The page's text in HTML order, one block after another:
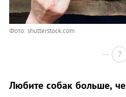
Фото: shutterstock.com
7
Любите собак больше,